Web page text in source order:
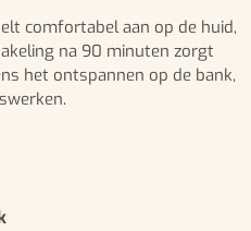
comfortabel aan op de huid,
na 90 minuten zorgt
het ontspannen op de bank,